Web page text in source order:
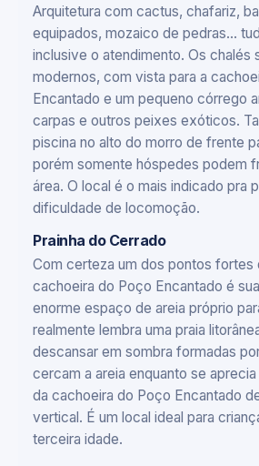
Arquitetura com cactus, chafariz,
equipados, mozaico de pedras...
inclusive o atendimento. Os chalés
modernos, com vista para a
Encantado e um pequeno córrego
carpas e outros peixes exóticos.
piscina no alto do morro de frente
porém somente hóspedes podem
área. O local é o mais indicado pra
dificuldade de locomoção.
Prainha do Cerrado
Com certeza um dos pontos fortes
cachoeira do Poço Encantado é
enorme espaço de areia próprio
realmente lembra uma praia
descansar em sombra formadas
cercam a areia enquanto se
da cachoeira do Poço Encantado
vertical. É um local ideal para
terceira idade.